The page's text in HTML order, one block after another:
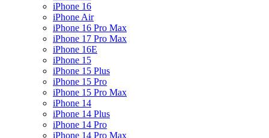
iPhone 16
iPhone Air
iPhone 16 Pro Max
iPhone 17 Pro Max
iPhone 16E
iPhone 15
iPhone 15 Plus
iPhone 15 Pro
iPhone 15 Pro Max
iPhone 14
iPhone 14 Plus
iPhone 14 Pro
iPhone 14 Pro Max